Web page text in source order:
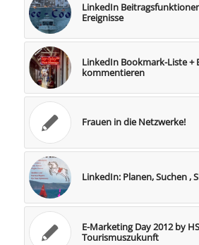
LinkedIn
Ereignisse
LinkedIn Bookmark-Liste +
kommentieren
Frauen in die Netzwerke!
LinkedIn: Planen, Suchen ,
E-Marketing Day 2012 by
Tourismuszukunft